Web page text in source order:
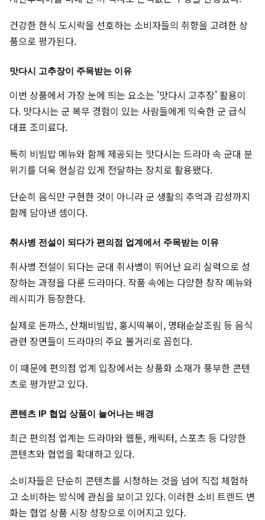
건강한 한식 도시락을 선호하는 소비자들의 취향을 고려한 상
품으로 평가된다.
맛다시 고추장이 주목받는 이유
이번 상품에서 가장 눈에 띄는 요소는 '맛다시 고추장' 활용이
다. 맛다시는 군 복무 경험이 있는 사람들에게 익숙한 군 급식
대표 조미료다.
특히 비빔밥 메뉴와 함께 제공되는 맛다시는 드라마 속 군대 분
위기를 더욱 현실감 있게 전달하는 장치로 활용됐다.
단순히 음식만 구현한 것이 아니라 군 생활의 추억과 감성까지
함께 담아낸 셈이다.
취사병 전설이 되다가 편의점 업계에서 주목받는 이유
취사병 전설이 되다는 군대 취사병이 뛰어난 요리 실력으로 성
장하는 과정을 다룬 드라마다. 작품 속에는 다양한 창작 메뉴와
레시피가 등장한다.
실제로 돈까스, 산채비빔밥, 홍시떡볶이, 명태순살조림 등 음식
관련 장면들이 드라마의 주요 볼거리로 꼽힌다.
이 때문에 편의점 업계 입장에서는 상품화 소재가 풍부한 콘텐
츠로 평가받고 있다.
콘텐츠 IP 협업 상품이 늘어나는 배경
최근 편의점 업계는 드라마와 웹툰, 캐릭터, 스포츠 등 다양한
콘텐츠와 협업을 확대하고 있다.
소비자들은 단순히 콘텐츠를 시청하는 것을 넘어 직접 체험하
고 소비하는 방식에 관심을 보이고 있다. 이러한 소비 트렌드 변
화는 협업 상품 시장 성장으로 이어지고 있다.